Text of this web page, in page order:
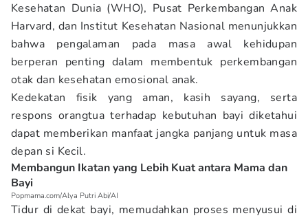
Kesehatan Dunia (WHO), Pusat Perkembangan Anak
Harvard, dan Institut Kesehatan Nasional menunjukkan
bahwa pengalaman pada masa awal kehidupan
berperan penting dalam membentuk perkembangan
otak dan kesehatan emosional anak.
Kedekatan fisik yang aman, kasih sayang, serta
respons orangtua terhadap kebutuhan bayi diketahui
dapat memberikan manfaat jangka panjang untuk masa
depan si Kecil.
Membangun Ikatan yang Lebih Kuat antara Mama dan
Bayi
Popmama.com/Alya Putri Abi/AI
Tidur di dekat bayi, memudahkan proses menyusui di